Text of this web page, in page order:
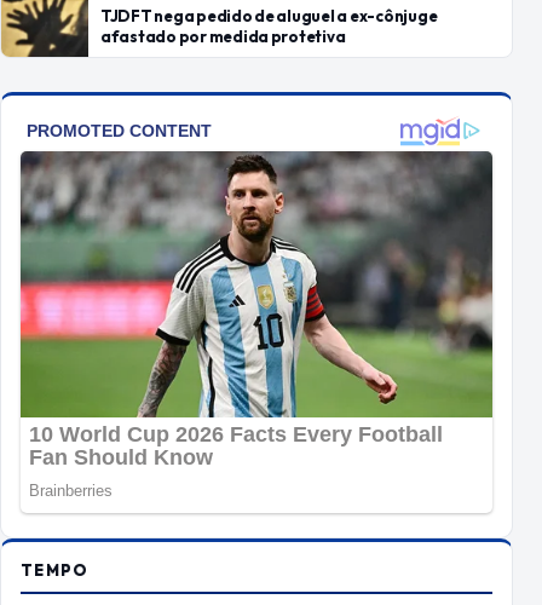
TJDFT nega pedido de aluguel a ex-cônjuge
afastado por medida protetiva
TEMPO